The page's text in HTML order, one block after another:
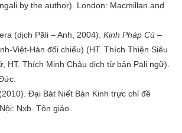
by the author). London: Macmillan and
(dịch Pāli – Anh, 2004). Kinh Pháp Cú –
Việt-Hán đối chiếu) (HT. Thích Thiện Siêu
HT. Thích Minh Châu dịch từ bản Pāli ngữ).
Đại Bát Niết Bàn Kinh trực chỉ đề
Nxb. Tôn giáo.